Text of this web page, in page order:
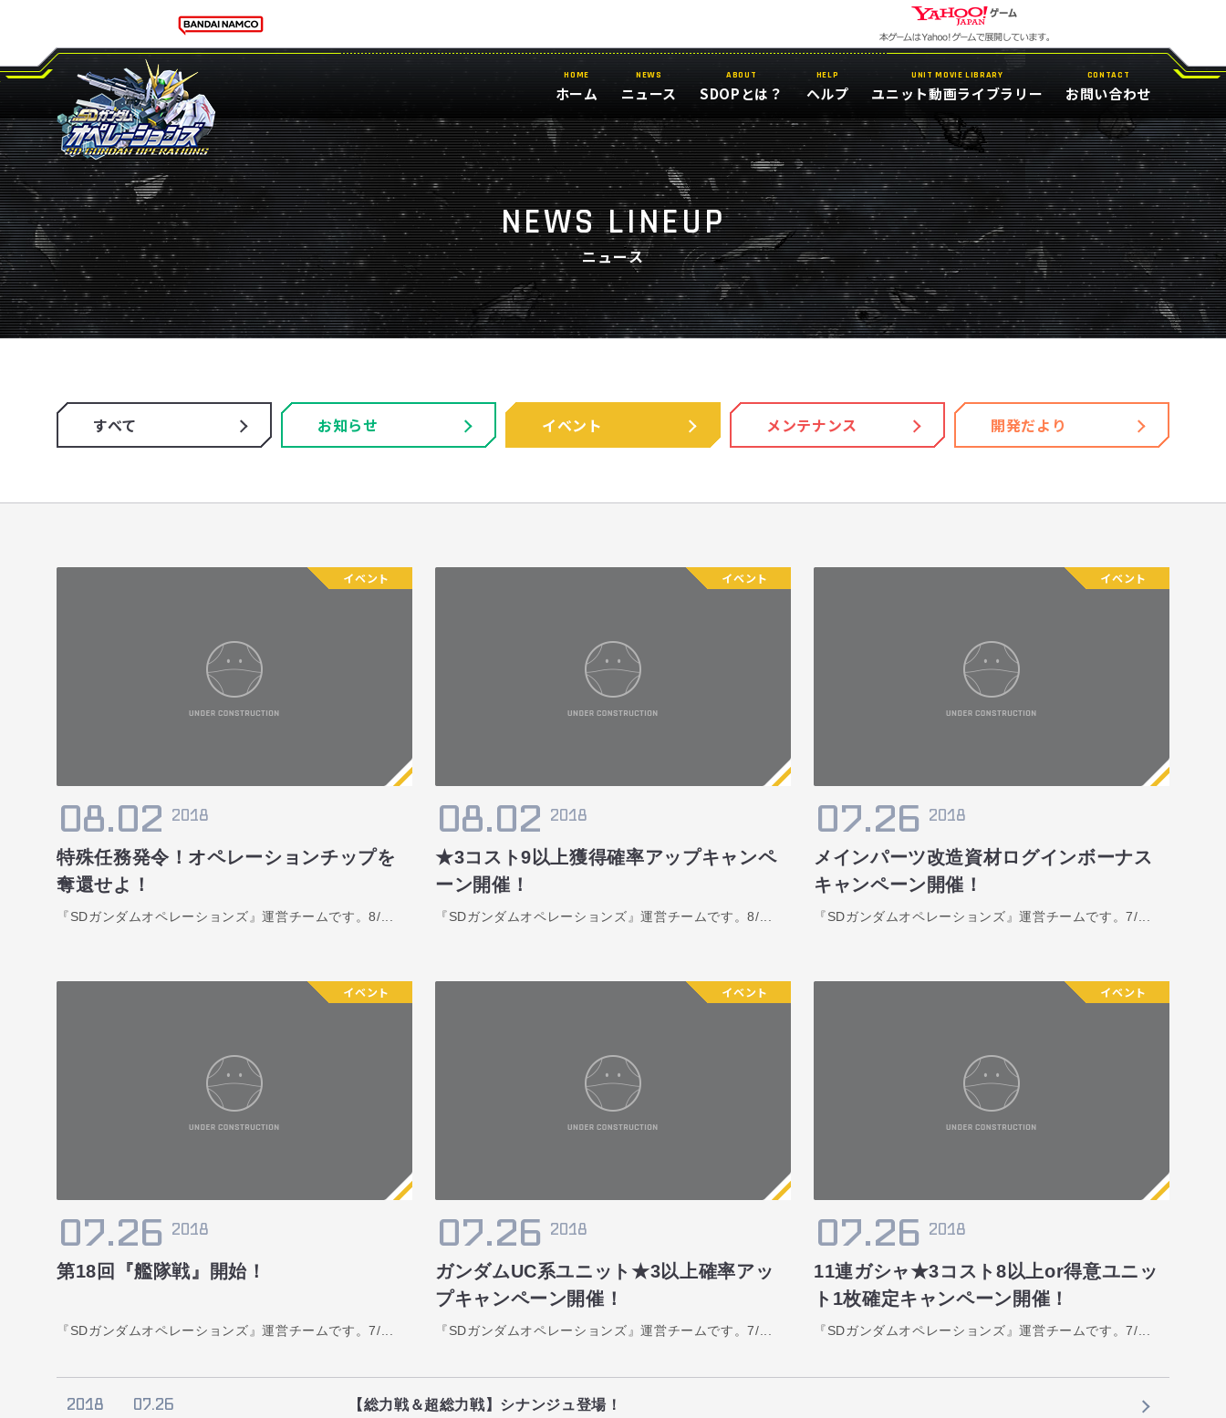
HOME
ホーム
NEWS
ニュース
ABOUT
SDOPとは？
HELP
ヘルプ
UNIT MOVIE LIBRARY
ユニット動画ライブラリー
CONTACT
お問い合わせ
NEWS LINEUP
ニュース
すべて お知らせ イベント メンテナンス 開発だより
イベント
08.02 2018
特殊任務発令！オペレーションチップを
奪還せよ！
『SDガンダムオペレーションズ』運営チームです。8/...
イベント
08.02 2018
★3コスト9以上獲得確率アップキャンペ
ーン開催！
『SDガンダムオペレーションズ』運営チームです。8/...
イベント
07.26 2018
メインパーツ改造資材ログインボーナス
キャンペーン開催！
『SDガンダムオペレーションズ』運営チームです。7/...
イベント
07.26 2018
第18回『艦隊戦』開始！
『SDガンダムオペレーションズ』運営チームです。7/...
イベント
07.26 2018
ガンダムUC系ユニット★3以上確率アッ
プキャンペーン開催！
『SDガンダムオペレーションズ』運営チームです。7/...
イベント
07.26 2018
11連ガシャ★3コスト8以上or得意ユニッ
ト1枚確定キャンペーン開催！
『SDガンダムオペレーションズ』運営チームです。7/...
2018 07.26 【総力戦＆超総力戦】シナンジュ登場！